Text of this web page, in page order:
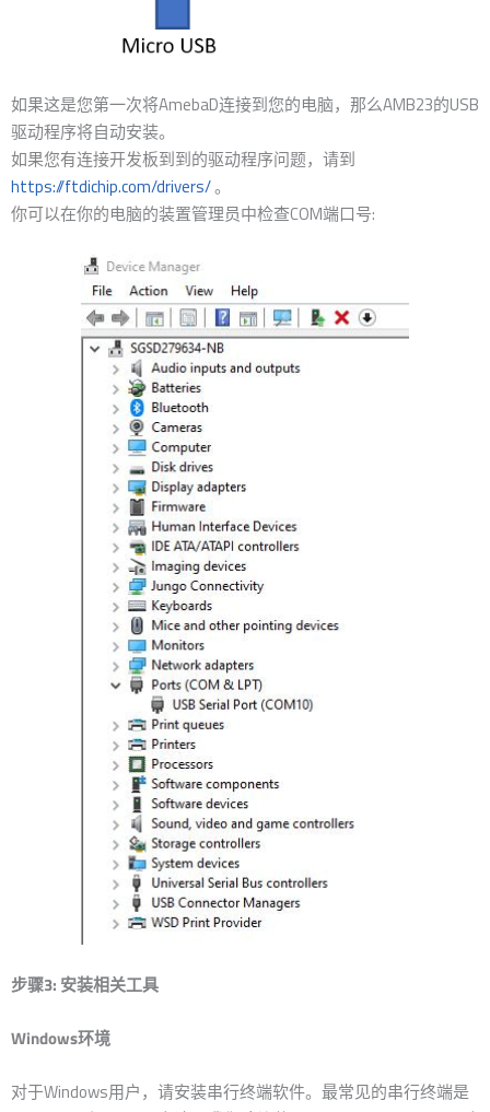
如果这是您第一次将AmebaD连接到您的电脑，那么AMB23的USB
驱动程序将自动安装。
如果您有连接开发板到到的驱动程序问题，请到
https://ftdichip.com/drivers/。
你可以在你的电脑的装置管理员中检查COM端口号:
步骤3: 安装相关工具
Windows环境
对于Windows用户，请安装串行终端软件。最常见的串行终端是